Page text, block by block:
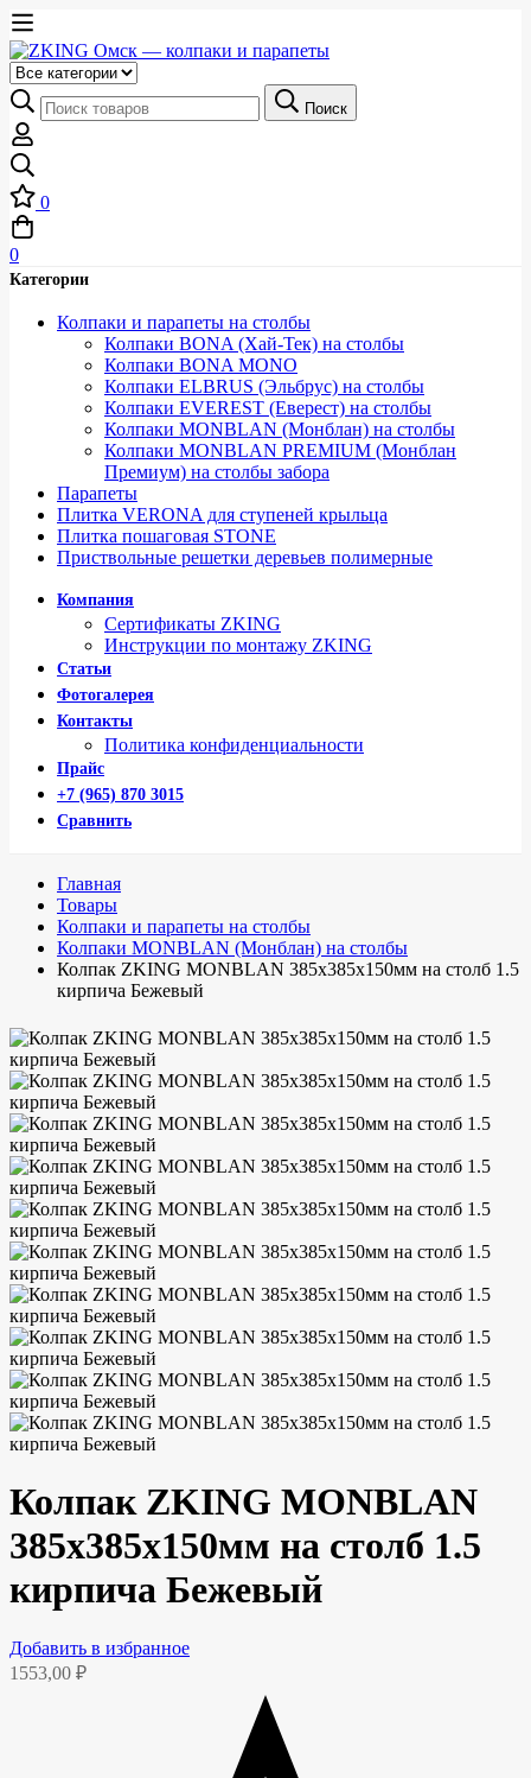
Выберите
категорию
Искать:
Поиск
0
0
Категории
Колпаки и парапеты на столбы
Колпаки BONA (Хай-Тек) на столбы
Колпаки BONA MONO
Колпаки ELBRUS (Эльбрус) на столбы
Колпаки EVEREST (Еверест) на столбы
Колпаки MONBLAN (Монблан) на столбы
Колпаки MONBLAN PREMIUM (Монблан
Премиум) на столбы забора
Парапеты
Плитка VERONA для ступеней крыльца
Плитка пошаговая STONE
Приствольные решетки деревьев полимерные
Компания
Сертификаты ZKING
Инструкции по монтажу ZKING
Статьи
Фотогалерея
Контакты
Политика конфиденциальности
Прайс
+7 (965) 870 3015
Сравнить
Главная
Товары
Колпаки и парапеты на столбы
Колпаки MONBLAN (Монблан) на столбы
Колпак ZKING MONBLAN 385х385х150мм на столб 1.5
кирпича Бежевый
Колпак ZKING MONBLAN
385х385х150мм на столб 1.5
кирпича Бежевый
Добавить в избранное
1553,00 ₽